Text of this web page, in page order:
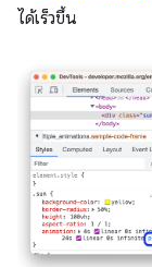
ได้เร็วขึ้น